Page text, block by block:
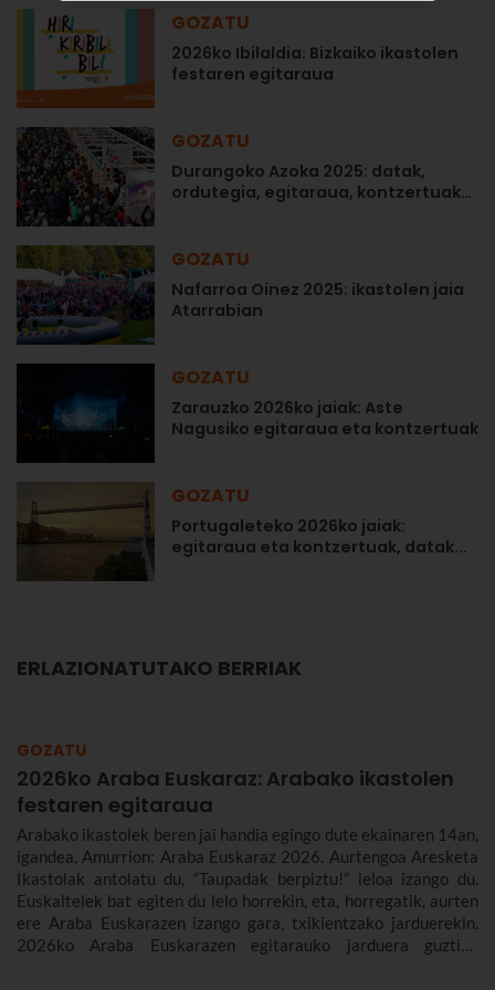
GOZATU
2026ko Ibilaldia: Bizkaiko ikastolen
festaren egitaraua
GOZATU
Durangoko Azoka 2025: datak,
ordutegia, egitaraua, kontzertuak…
GOZATU
Nafarroa Oinez 2025: ikastolen jaia
Atarrabian
GOZATU
Zarauzko 2026ko jaiak: Aste
Nagusiko egitaraua eta kontzertuak
GOZATU
Portugaleteko 2026ko jaiak:
egitaraua eta kontzertuak, datak...
ERLAZIONATUTAKO BERRIAK
GOZATU
2026ko Araba Euskaraz: Arabako ikastolen
festaren egitaraua
Arabako ikastolek beren jai handia egingo dute ekainaren 14an,
igandea, Amurrion: Araba Euskaraz 2026. Aurtengoa Aresketa
Ikastolak antolatu du, “Taupadak berpiztu!” leloa izango du.
Euskaltelek bat egiten du lelo horrekin, eta, horregatik, aurten
ere Araba Euskarazen izango gara, txikientzako jarduerekin.
2026ko Araba Euskarazen egitarauko jarduera guztiak